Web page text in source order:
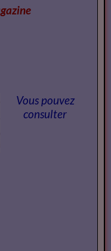
ne
Vous pouvez
consulter